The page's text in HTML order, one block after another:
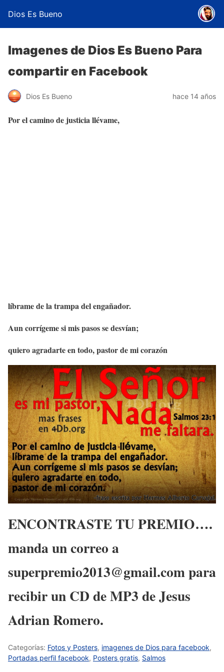
Dios Es Bueno
Imagenes de Dios Es Bueno Para
compartir en Facebook
Dios Es Bueno hace 14 años
Por el camino de justicia llévame,
líbrame de la trampa del engañador.
Aun corrígeme si mis pasos se desvían;
quiero agradarte en todo, pastor de mi corazón
ENCONTRASTE TU PREMIO….
manda un correo a
superpremio2013@gmail.com para
recibir un CD de MP3 de Jesus
Adrian Romero.
Categorías: Fotos y Posters, imagenes de Dios para facebook,
Portadas perfil facebook, Posters gratis, Salmos